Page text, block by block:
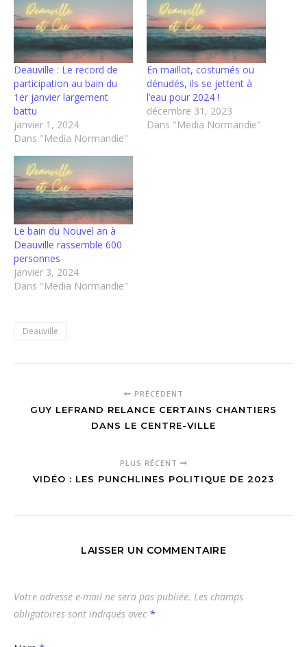
Deauville : Le record de
participation au bain du
1er janvier largement
battu
janvier 1, 2024
Dans "Media Normandie"
En maillot, costumés ou
dénudés, ils se jettent à
l’eau pour 2024 !
décembre 31, 2023
Dans "Media Normandie"
Le bain du Nouvel an à
Deauville rassemble 600
personnes
janvier 3, 2024
Dans "Media Normandie"
Deauville
PRÉCÉDENT
GUY LEFRAND RELANCE CERTAINS CHANTIERS
DANS LE CENTRE-VILLE
PLUS RÉCENT
VIDÉO : LES PUNCHLINES POLITIQUE DE 2023
LAISSER UN COMMENTAIRE
Votre adresse e-mail ne sera pas publiée. Les champs
obligatoires sont indiqués avec *